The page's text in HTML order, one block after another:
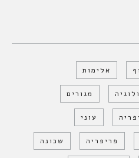
אלימות
מגורים
עוני
פריפריה שכונה